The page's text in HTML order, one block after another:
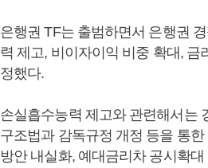
은행권 TF는 출범하면서 은행권
력 제고, 비이자이익 비중 확대,
정했다.
손실흡수능력 제고와 관련해서는
구조법과 감독규정 개정 등을 통
방안 내실화, 예대금리차 공시확